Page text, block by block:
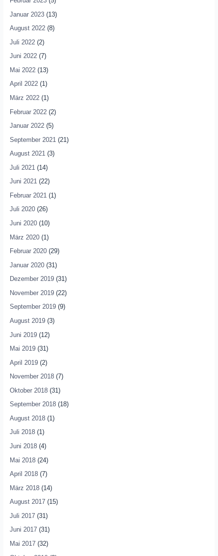
Januar 2023(13)
August 2022(8)
Juli 2022(2)
Juni 2022(7)
Mai 2022(13)
April 2022(1)
März 2022(1)
Februar 2022(2)
Januar 2022(5)
September 2021 (21)
August 2021(3)
Juli 2021 (14)
Juni 2021(22)
Februar 2021 (1)
Juli 2020(26)
Juni 2020(10)
März 2020(1)
Februar 2020(29)
Januar 2020(31)
Dezember 2019(31)
November 2019(22)
September 2019(9)
August 2019(3)
Juni 2019(12)
Mai 2019(31)
April 2019(2)
November 2018(7)
Oktober 2018(31)
September 2018(18)
August 2018(1)
Juli 2018(1)
Juni 2018(4)
Mai 2018(24)
April 2018(7)
März 2018(14)
August 2017(15)
Juli 2017(31)
Juni 2017(31)
Mai 2017(32)